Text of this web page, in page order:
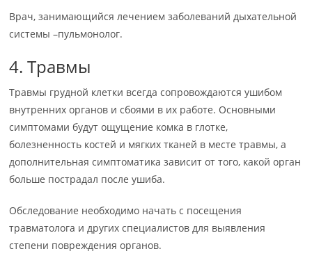
Врач, занимающийся лечением заболеваний дыхательной
системы –пульмонолог.
4. Травмы
Травмы грудной клетки всегда сопровождаются ушибом
внутренних органов и сбоями в их работе. Основными
симптомами будут ощущение комка в глотке,
болезненность костей и мягких тканей в месте травмы, а
дополнительная симптоматика зависит от того, какой орган
больше пострадал после ушиба.
Обследование необходимо начать с посещения
травматолога и других специалистов для выявления
степени повреждения органов.